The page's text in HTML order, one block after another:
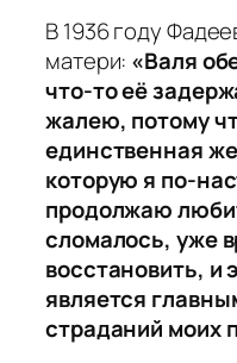
В 1936 году
матери: «Валя
что-то её
жалею, потому
единственная
которую я по-
продолжаю
сломалось, уже
восстановить, и
является
страданий моих